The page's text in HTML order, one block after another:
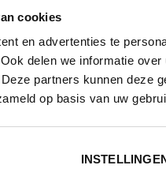
cookies
en advertenties te
delen we informatie
partners kunnen deze
op basis van uw
of halfschaduw. Let op:
We raden aan om5 tot 7
Dakvorm